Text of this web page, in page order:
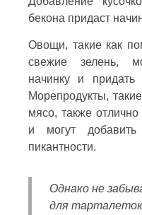
бекона придаст
Овощи, такие как
свежие зелень,
начинку и
Морепродукты,
мясо, также отлично
и могут
пикантности.
Однако не
для